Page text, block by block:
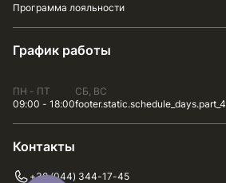
Программа лояльности
График работы
ПН - ПТ
09:00 - 18:00
СБ, ВС
footer.static.schedule_days.part_4
Контакты
+38 (044) 344-17-45